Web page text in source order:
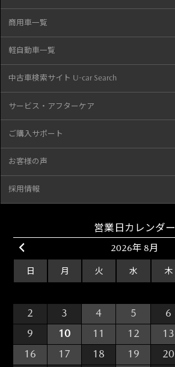
商用車一覧
軽自動車一覧
中古車検索サイト U-car Search
サービス・アフターケア
ご購入サポート
お客様の声
採用情報
営業日カレンダー
2026年 8月
日 月 火 水 木
2
3 4 5 6
9
10 11 12 13
16
17 18 19 20